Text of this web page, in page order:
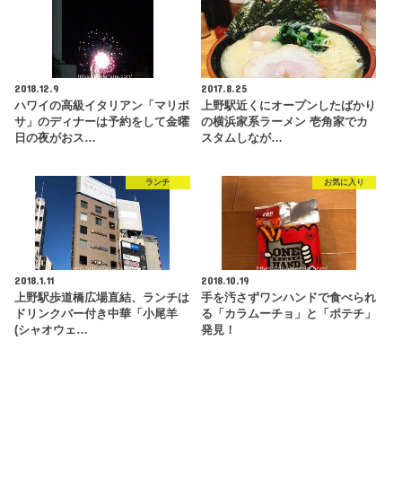
2018.12.9
ハワイの高級イタリアン「マリポ
サ」のディナーは予約をして金曜
日の夜がおス…
2017.8.25
上野駅近くにオープンしたばかり
の横浜家系ラーメン 壱角家でカ
スタムしなが…
ランチ
2018.1.11
上野駅歩道橋広場直結、ランチは
ドリンクバー付き中華「小尾羊
(シャオウェ…
お気に入り
2018.10.19
手を汚さずワンハンドで食べられ
る「カラムーチョ」と「ポテチ」
発見！